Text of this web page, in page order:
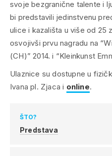
svoje bezgranične talente i
bi predstavili jedinstvenu
ulice i kazališta u više od 25
osvojivši prvu nagradu na
(CH)” 2014. i “Kleinkunst
Ulaznice su dostupne u
Ivana pl. Zjaca i online.
ŠTO?
Predstava